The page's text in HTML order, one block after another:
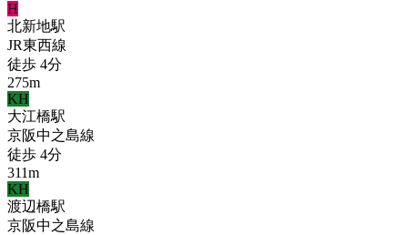
H
北新地駅
JR東西線
徒歩 4分
275m
KH
大江橋駅
京阪中之島線
徒歩 4分
311m
KH
渡辺橋駅
京阪中之島線